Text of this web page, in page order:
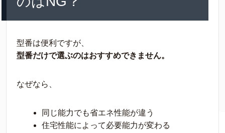
型番は便利ですが、
型番だけで選ぶのはおすすめできません。
なぜなら、
同じ能力でも省エネ性能が違う
住宅性能によって必要能力が変わる